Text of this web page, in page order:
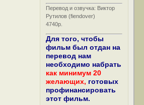
Перевод и озвучка: Виктор
Рутилов (fiendover)
4740р.
Для того, чтобы
фильм был отдан на
перевод нам
необходимо набрать
как минимум 20
желающих, готовых
профинансировать
этот фильм.